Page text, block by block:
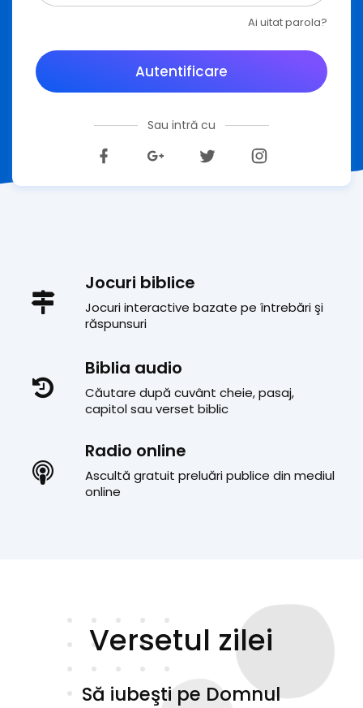
Ai uitat parola?
Autentificare
Sau intră cu
Jocuri biblice
Jocuri interactive bazate pe întrebări şi
răspunsuri
Biblia audio
Căutare după cuvânt cheie, pasaj,
capitol sau verset biblic
Radio online
Ascultă gratuit preluări publice din mediul
online
Versetul zilei
Să iubeşti pe Domnul